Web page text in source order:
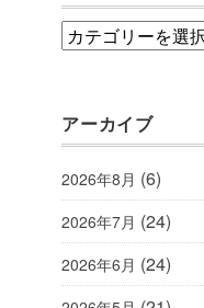
category
アーカイブ
2026年8月 (6)
2026年7月 (24)
2026年6月 (24)